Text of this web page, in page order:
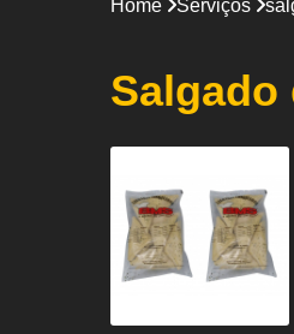
Home Serviços
Salgado